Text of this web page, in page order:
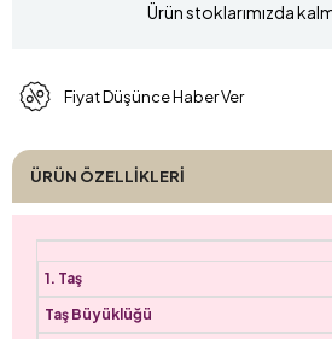
Ürün stoklarımızda
Fiyat Düşünce Haber Ver
ÜRÜN ÖZELLIKLERI